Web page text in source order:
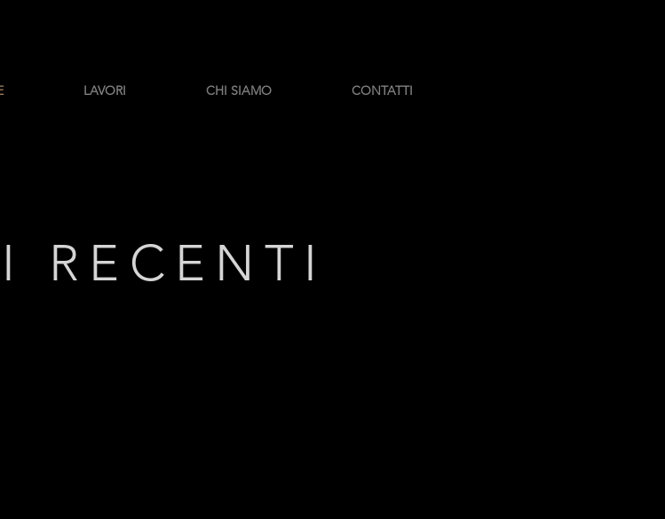
LAVORI CHI SIAMO CONTATTI
RECENTI